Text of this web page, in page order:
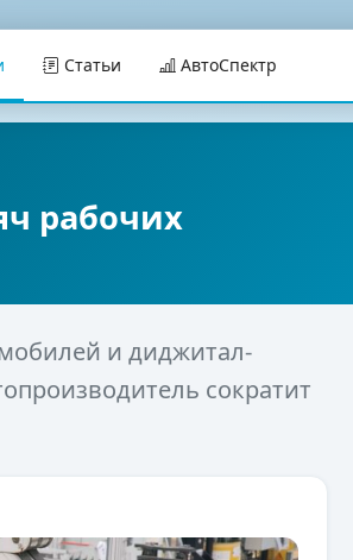
Статьи АвтоСпектр
рабочих
и диджитал-
сократит